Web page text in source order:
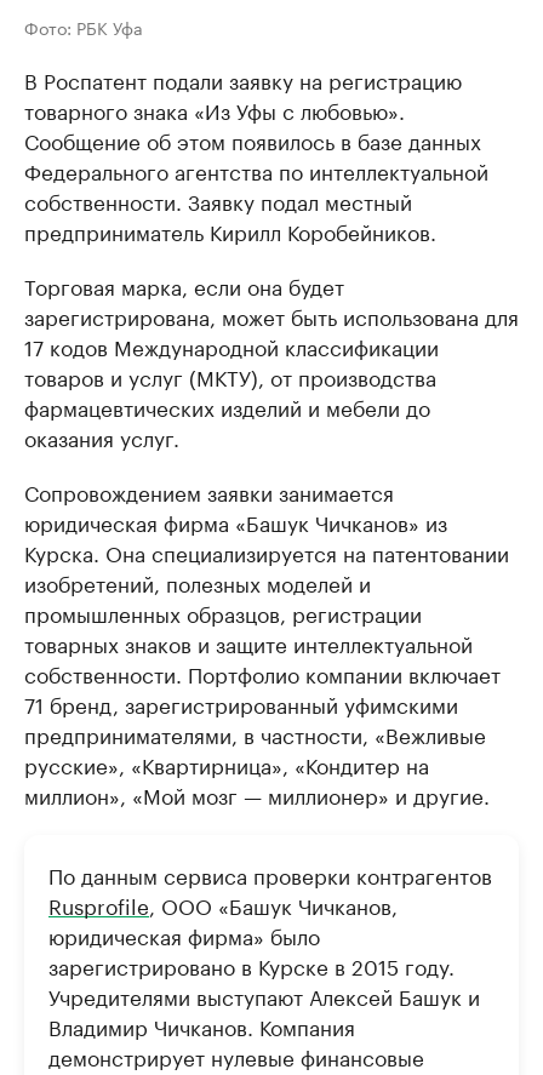
Фото: РБК Уфа
В Роспатент подали заявку на регистрацию
товарного знака «Из Уфы с любовью».
Сообщение об этом появилось в базе данных
Федерального агентства по интеллектуальной
собственности. Заявку подал местный
предприниматель Кирилл Коробейников.
Торговая марка, если она будет
зарегистрирована, может быть использована для
17 кодов Международной классификации
товаров и услуг (МКТУ), от производства
фармацевтических изделий и мебели до
оказания услуг.
Сопровождением заявки занимается
юридическая фирма «Башук Чичканов» из
Курска. Она специализируется на патентовании
изобретений, полезных моделей и
промышленных образцов, регистрации
товарных знаков и защите интеллектуальной
собственности. Портфолио компании включает
71 бренд, зарегистрированный уфимскими
предпринимателями, в частности, «Вежливые
русские», «Квартирница», «Кондитер на
миллион», «Мой мозг — миллионер» и другие.
По данным сервиса проверки контрагентов
Rusprofile , ООО «Башук Чичканов,
юридическая фирма» было
зарегистрировано в Курске в 2015 году.
Учредителями выступают Алексей Башук и
Владимир Чичканов. Компания
демонстрирует нулевые финансовые